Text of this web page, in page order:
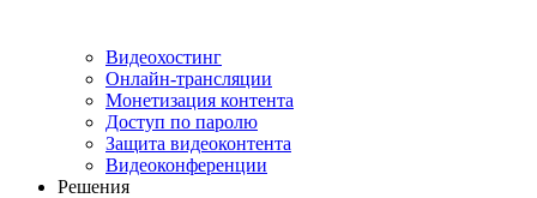
Видеохостинг
Онлайн-трансляции
Монетизация контента
Доступ по паролю
Защита видеоконтента
Видеоконференции
Решения